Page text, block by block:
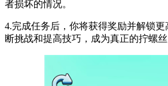
者损坏的情况。
4.完成任务后，你将获得奖励并解锁
断挑战和提高技巧，成为真正的拧螺